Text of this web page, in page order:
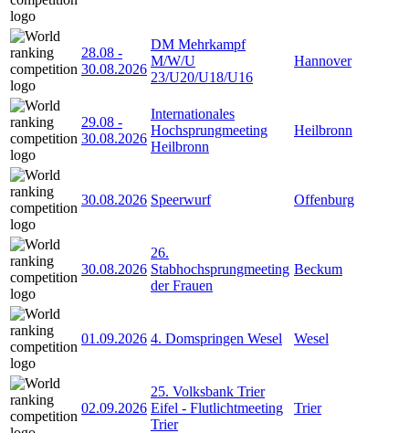
28.08 -
30.08.2026
DM Mehrkampf
M/W/U
23/U20/U18/U16
Hannover
29.08 -
30.08.2026
Internationales
Hochsprungmeeting
Heilbronn
Heilbronn
30.08.2026 Speerwurf Offenburg
30.08.2026
26.
Stabhochsprungmeeting
der Frauen
Beckum
01.09.2026 4. Domspringen Wesel Wesel
02.09.2026
25. Volksbank Trier
Eifel - Flutlichtmeeting
Trier
Trier